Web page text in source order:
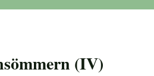
(IV)